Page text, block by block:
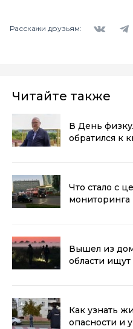
Расскажи друзьям:
Читайте также
В День
обратился к
Что стало с
мониторинга
Вышел из
области
Как узнать
опасности и